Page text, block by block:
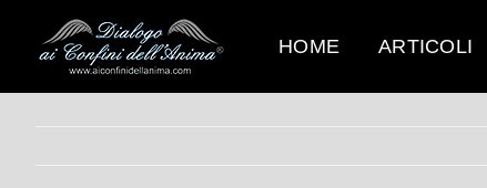
contenuto
HOME ARTICOLI